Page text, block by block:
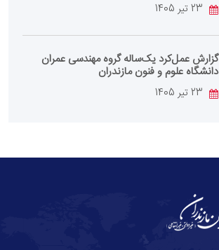
گزارش عمل‌کرد یک‌ساله گروه مهندسی عمران
دانشگاه علوم و فنون مازندران